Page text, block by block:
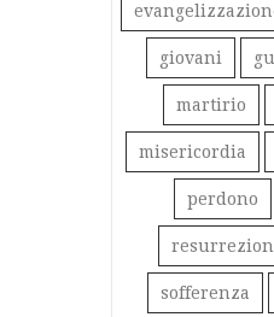
giovani
martirio
misericordia
perdono
sofferenza